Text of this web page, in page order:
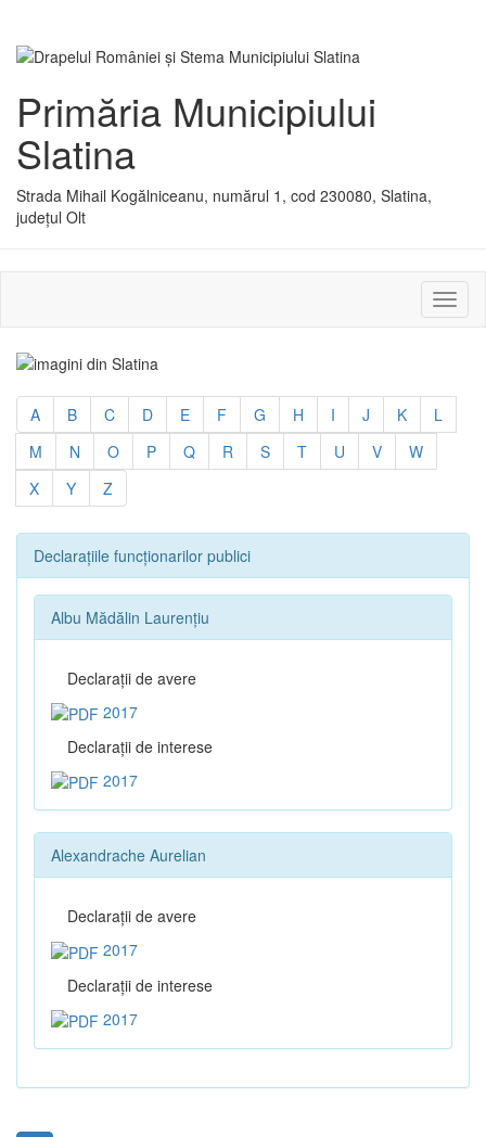
Primăria Municipiului
Slatina
Strada Mihail Kogălniceanu, numărul 1, cod 230080, Slatina,
județul Olt
sau
A B C D E F G H I J K
L
M
N O P Q R S T U V
W
X
Y Z
Declarațiile funcționarilor publici
Albu Mădălin Laurențiu
Declaraţii de avere
2017
Declaraţii de interese
2017
Alexandrache Aurelian
Declaraţii de avere
2017
Declaraţii de interese
2017